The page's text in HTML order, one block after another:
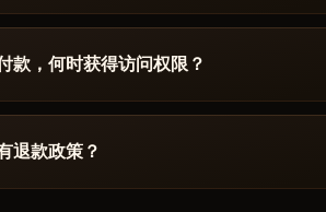
置文件夹 / 配置列表
是严肃玩家的利器：在 Unreal 大厅训练、
中描述错误。大多数问题 15 分钟内
杀毒软件。支持团队熟悉 Fortnite 及具体
款，何时获得访问权限？
密货币或匿名支付系统付款。付款确认后
退款政策？